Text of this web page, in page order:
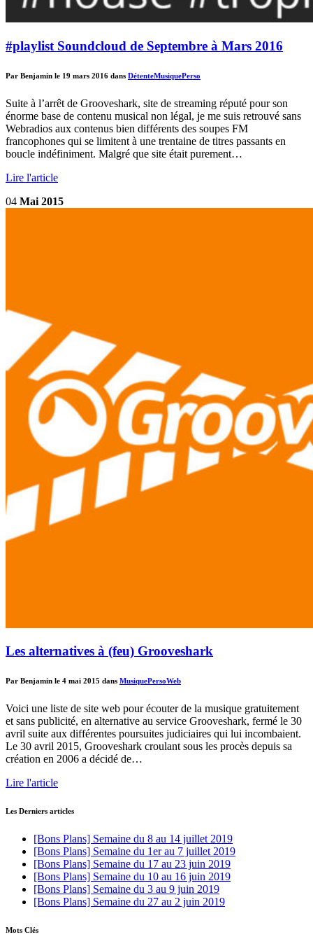
#playlist Soundcloud de Septembre à Mars 2016
Par Benjamin le 19 mars 2016 dans DétenteMusiquePerso
Suite à l’arrêt de Grooveshark, site de streaming réputé pour son
énorme base de contenu musical non légal, je me suis retrouvé sans
Webradios aux contenus bien différents des soupes FM
francophones qui se limitent à une trentaine de titres passants en
boucle indéfiniment. Malgré que site était purement…
Lire l'article
04 Mai 2015
Les alternatives à (feu) Grooveshark
Par Benjamin le 4 mai 2015 dans MusiquePersoWeb
Voici une liste de site web pour écouter de la musique gratuitement
et sans publicité, en alternative au service Grooveshark, fermé le 30
avril suite aux différentes poursuites judiciaires qui lui incombaient.
Le 30 avril 2015, Grooveshark croulant sous les procès depuis sa
création en 2006 a décidé de…
Lire l'article
Les Derniers articles
[Bons Plans] Semaine du 8 au 14 juillet 2019
[Bons Plans] Semaine du 1er au 7 juillet 2019
[Bons Plans] Semaine du 17 au 23 juin 2019
[Bons Plans] Semaine du 10 au 16 juin 2019
[Bons Plans] Semaine du 3 au 9 juin 2019
[Bons Plans] Semaine du 27 au 2 juin 2019
Mots Clés